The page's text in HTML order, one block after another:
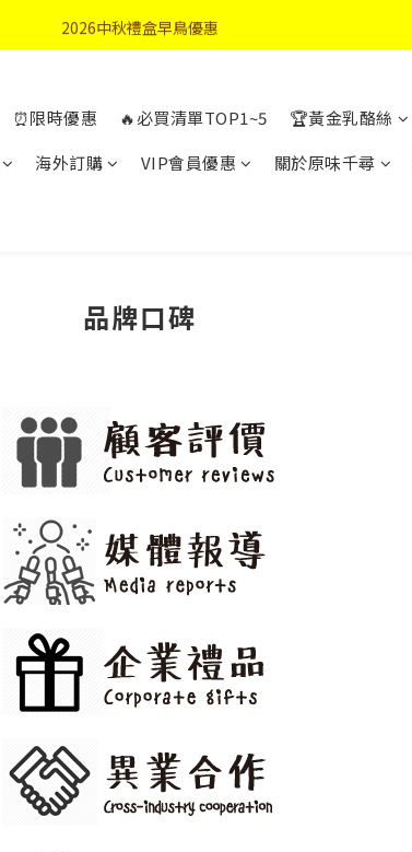
首購優惠輸入"N50"現折50元
2026中秋禮盒早鳥優惠
⏰限時優惠 🔥必買清單TOP1~5
🏆黃金乳酪絲
海外訂購 VIP會員優惠 關於原味千尋
品牌口碑